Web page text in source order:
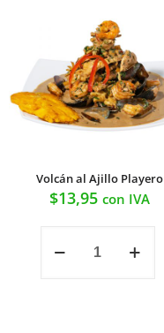
Volcán al Ajillo Playero
$13,95 con IVA